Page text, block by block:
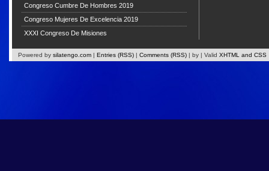
Congreso Cumbre De Hombres 2019
Congreso Mujeres De Excelencia 2019
XXXI Congreso De Misiones
Powered by silatengo.com | Entries (RSS) | Comments (RSS) | by | Valid XHTML and CSS